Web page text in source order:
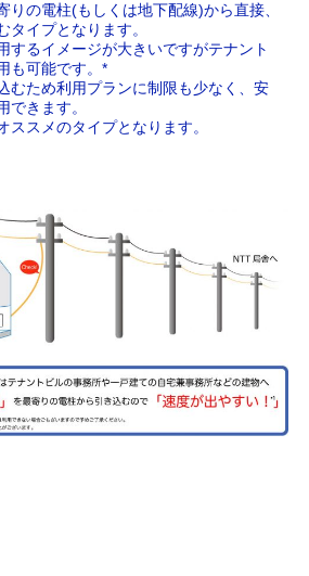
りの電柱(もしくは地下配線)から直接、
タイプとなります。
するイメージが大きいですがテナント
も可能です。*
むため利用プランに制限も少なく、安
できます。
ススメのタイプとなります。